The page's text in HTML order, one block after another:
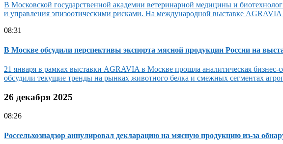
В Московской государственной академии ветеринарной медицины и
и управления эпизоотическими рисками. На международной выставке
08:31
В Москве обсудили перспективы экспорта мясной продукции России на
21 января в рамках выставки AGRAVIA в Москве прошла аналитическая
обсудили текущие тренды на рынках животного белка и смежных сегментах
26 декабря 2025
08:26
Россельхознадзор аннулировал декларацию на мясную продукцию из-за